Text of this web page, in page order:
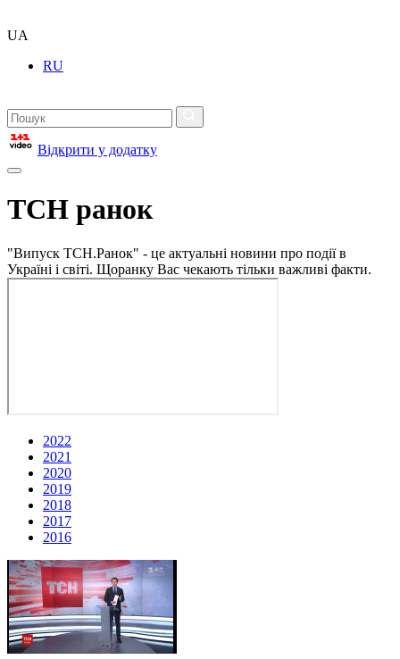
UA
RU
Відкрити у додатку
ТСН ранок
"Випуск ТСН.Ранок" - це актуальні новини про події в
Україні і світі. Щоранку Вас чекають тільки важливі факти.
2022
2021
2020
2019
2018
2017
2016